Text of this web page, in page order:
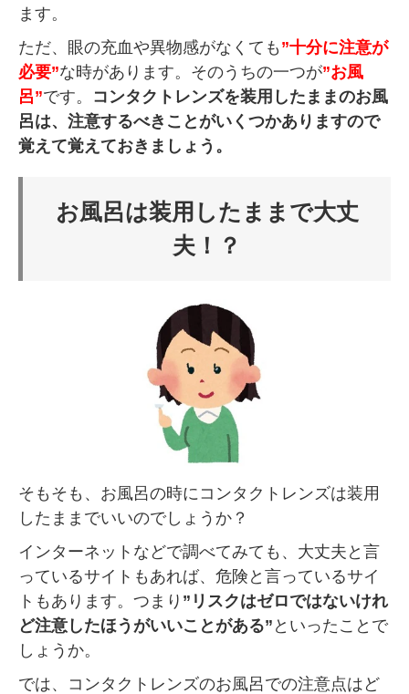
ます。
ただ、眼の充血や異物感がなくても ”十分に注意が
必要”な時があります。そのうちの一つが”お風
呂”です。 コンタクトレンズを装用したままのお風
呂は、注意するべきことがいくつかありますので
覚えて覚えておきましょう。
お風呂は装用したままで大丈
夫！？
そもそも、お風呂の時にコンタクトレンズは装用
したままでいいのでしょうか？
インターネットなどで調べてみても、大丈夫と言
っているサイトもあれば、危険と言っているサイ
トもあります。つまり ”リスクはゼロではないけれ
ど注意したほうがいいことがある” といったことで
しょうか。
では、コンタクトレンズのお風呂での注意点はど